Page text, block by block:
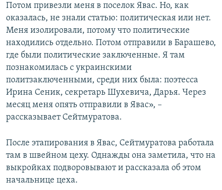
Потом привезли меня в поселок Явас. Но, как
оказалась, не знали статью: политическая или нет.
Меня изолировали, потому что политические
находились отдельно. Потом отправили в Барашево,
где были политические заключенные. Я там
познакомилась с украинскими
политзаключенными, среди них была: поэтесса
Ирина Сеник, секретарь Шухевича, Дарья. Через
месяц меня опять отправили в Явас», –
рассказывает Сейтмуратова.
После этапирования в Явас, Сейтмуратова работала
там в швейном цеху. Однажды она заметила, что на
выкройках подворовывают и рассказала об этом
начальнице цеха.